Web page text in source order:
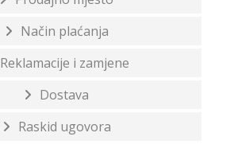
Način plaćanja
Reklamacije i zamjene
Dostava
Raskid ugovora